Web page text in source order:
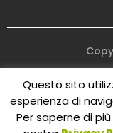
Questo sito
esperienza di
Per saperne di